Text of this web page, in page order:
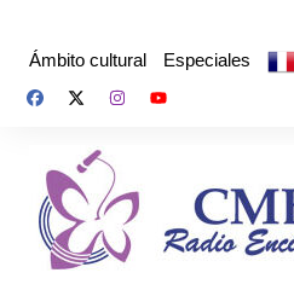
Ámbito cultural Especiales